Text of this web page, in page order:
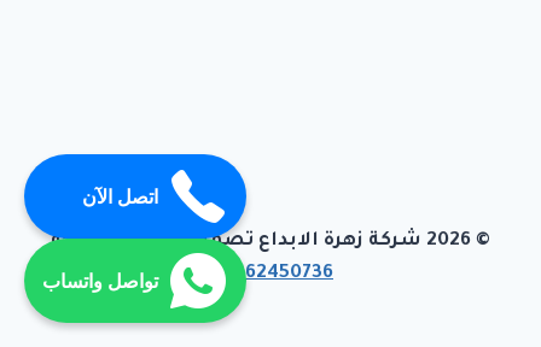
© 2026 شركة زهرة الابداع تصميم وبرمجة تيفاجو
01062450736
اتصل الآن
تواصل واتساب